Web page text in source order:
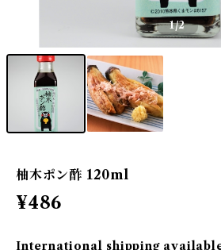
1/2
柚木ポン酢 120ml
¥486
International shipping